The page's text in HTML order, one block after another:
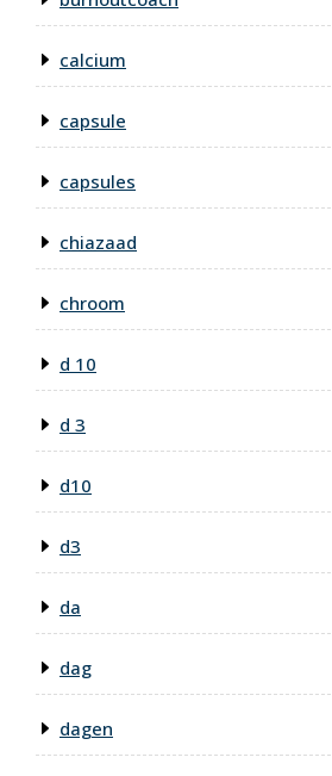
calcium
capsule
capsules
chiazaad
chroom
d 10
d 3
d10
d3
da
dag
dagen